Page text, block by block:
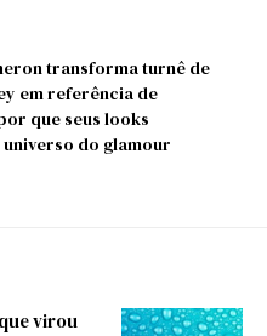
transforma turnê de
em referência de
que seus looks
do glamour
virou